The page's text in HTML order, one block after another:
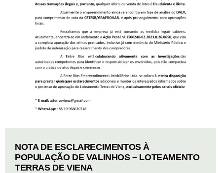
NOTA DE ESCLARECIMENTOS À
POPULAÇÃO DE VALINHOS – LOTEAMENTO
TERRAS DE VIENA